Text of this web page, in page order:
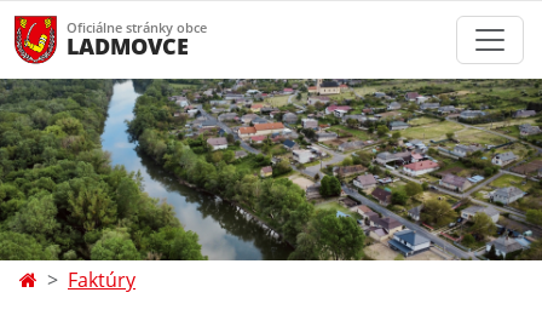
Oficiálne stránky obce
LADMOVCE
Faktúry